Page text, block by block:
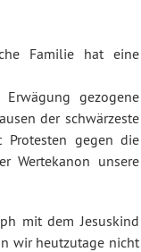
Familie hat eine
gezogene
der schwärzeste
gegen die
Wertekanon unsere
mit dem Jesuskind
wir heutzutage nicht